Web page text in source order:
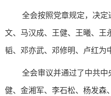
全会按照党章规定，决
文、马汉成、王健、王曦、王
韬、邓亦武、邓修明、卢红为
全会审议并通过了中共
健、金湘军、李石松、杨发森